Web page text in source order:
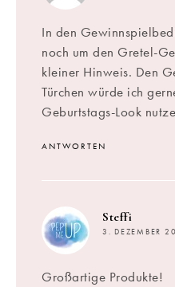
In den
noch um den Gretel-
kleiner Hinweis. Den
Türchen würde ich
Geburtstags-Look
ANTWORTEN
Steffi
3. DEZEMBER
Großartige Produkte!